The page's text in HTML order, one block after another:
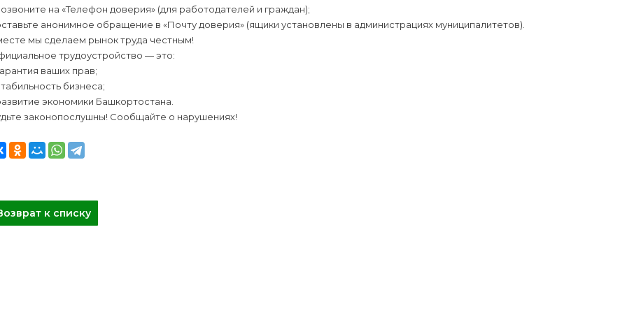
на «Телефон доверия» (для работодателей и граждан);
анонимное обращение в «Почту доверия» (ящики установлены в администрациях муниципалитетов).
мы сделаем рынок труда честным!
трудоустройство — это:
ваших прав;
бизнеса;
экономики Башкортостана.
законопослушны! Сообщайте о нарушениях!
к списку